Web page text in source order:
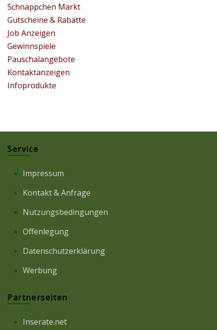
Schnäppchen Markt
Gutscheine & Rabatte
Job Anzeigen
Gewinnspiele
Pauschalangebote
Kontaktanzeigen
Infoprodukte
Service
Impressum
Kontakt & Anfrage
Nutzungsbedingungen
Offenlegung
Datenschutzerklärung
Werbung
Partnerseiten
Inserate.net